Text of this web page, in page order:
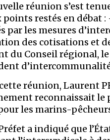
réunion s’est
points restés en débat
par les mesures
des cotisations et
du Conseil régional,
réunion, Laurent
reconnaissait le
les marins-
a indiqué que